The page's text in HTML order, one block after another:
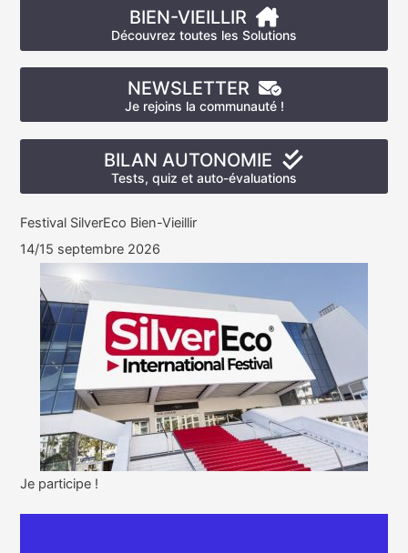
BIEN-VIEILLIR
Découvrez toutes les Solutions
NEWSLETTER
Je rejoins la communauté !
BILAN AUTONOMIE
Tests, quiz et auto-évaluations
Festival SilverEco Bien-Vieillir
14/15 septembre 2026
Je participe !